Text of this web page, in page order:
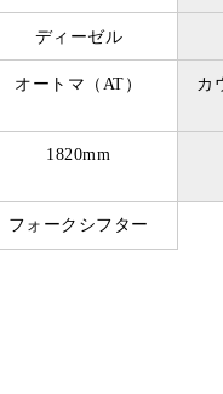
ディーゼル
オートマ（AT）
カ
1820mm
フォークシフター